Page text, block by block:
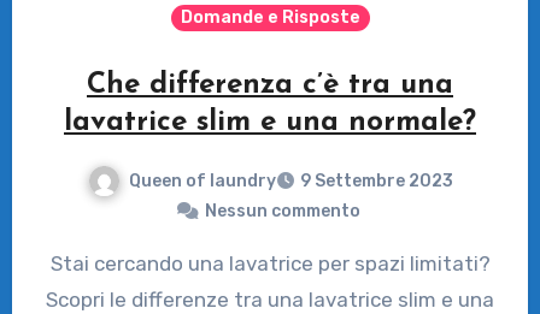
Domande e Risposte
Che differenza c’è tra una
lavatrice slim e una normale?
Queen of laundry
9 Settembre 2023
Nessun commento
Stai cercando una lavatrice per spazi limitati?
Scopri le differenze tra una lavatrice slim e una